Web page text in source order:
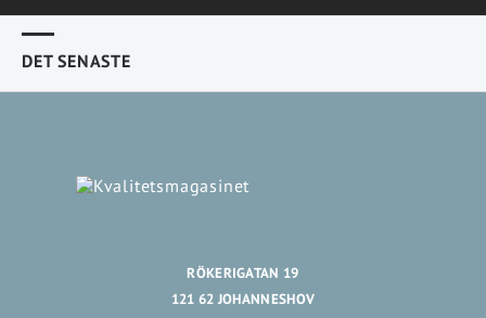
DET SENASTE
RÖKERIGATAN 19
121 62 JOHANNESHOV